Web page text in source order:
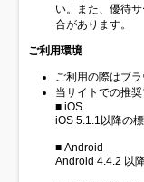
い。また、優待
合があります。
ご利用環境
ご利用の際はブ
当サイトでの推
■ iOS
iOS 5.1.1以降の
■ Android
Android 4.4.2 以